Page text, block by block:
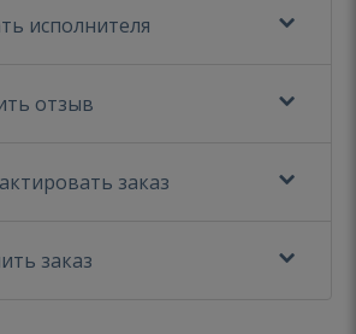
исполнителя
отзыв
заказ
заказ